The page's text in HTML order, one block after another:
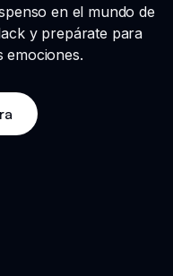
en el mundo de
y prepárate para
emociones.